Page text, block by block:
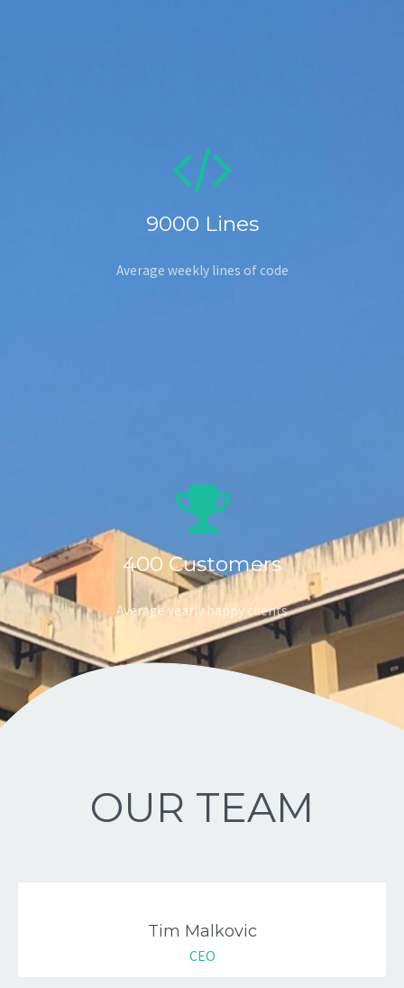
9000 Lines
Average weekly lines of code
400 Customers
Average yearly happy clients
OUR TEAM
Tim Malkovic
CEO